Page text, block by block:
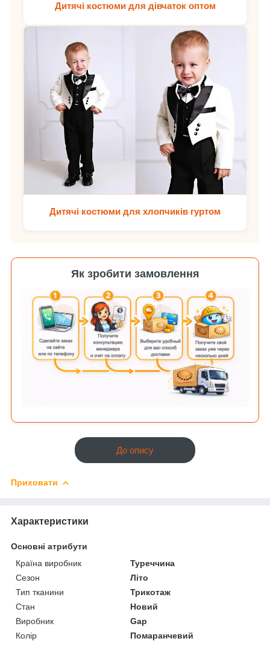
Дитячі костюми для дівчаток оптом
Дитячі костюми для хлопчиків гуртом
Як зробити замовлення
До опису
Приховати
Характеристики
Основні атрибути
Країна виробник
Туреччина
Сезон
Літо
Тип тканини
Трикотаж
Стан
Новий
Виробник
Gap
Колір
Помаранчевий